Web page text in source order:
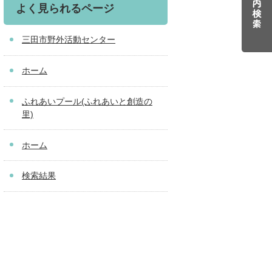
よく見られるページ
三田市野外活動センター
ホーム
ふれあいプール(ふれあいと創造の
里)
ホーム
検索結果